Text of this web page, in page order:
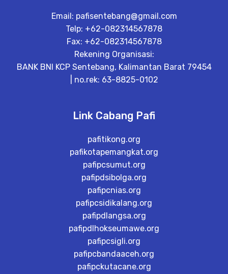
Email: pafisentebang@gmail.com
Telp: +62-082314567878
Fax: +62-082314567878
Rekening Organisasi:
BANK BNI KCP Sentebang, Kalimantan Barat 79454
| no.rek: 63-8825-0102
Link Cabang Pafi
pafitikong.org
pafikotapemangkat.org
pafipcsumut.org
pafipdsibolga.org
pafipcnias.org
pafipcsidikalang.org
pafipdlangsa.org
pafipdlhokseumawe.org
pafipcsigli.org
pafipcbandaaceh.org
pafipckutacane.org